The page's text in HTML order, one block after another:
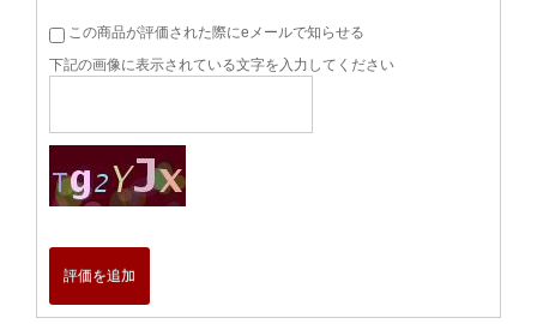
この商品が評価された際にeメールで知らせる
下記の画像に表示されている文字を入力してください
評価を追加